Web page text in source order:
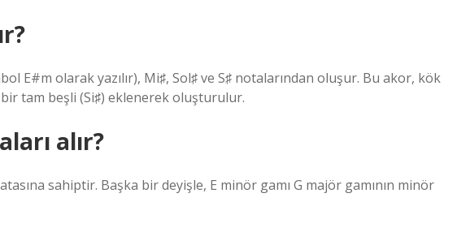
E#m olarak yazılır), Mi♯, Sol♯ ve S♯ notalarından oluşur. Bu akor, kök
tam beşli (Si♯) eklenerek oluşturulur.
alır?
sahiptir. Başka bir deyişle, E minör gamı ​​G majör gamının minör